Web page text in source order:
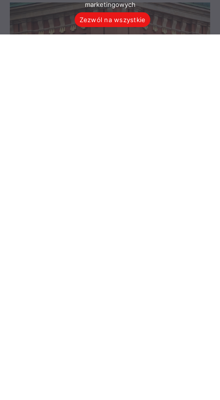
marketingowych
Zezwól na wszystkie